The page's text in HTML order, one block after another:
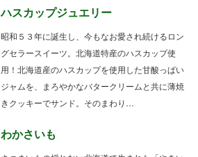
ハスカップジュエリー
昭和５３年に誕生し、今もなお愛され続けるロン
グセラースイーツ。北海道特産のハスカップ使
用！北海道産のハスカップを使用した甘酸っぱい
ジャムを、まろやかなバタークリームと共に薄焼
きクッキーでサンド。そのまわり…
わかさいも